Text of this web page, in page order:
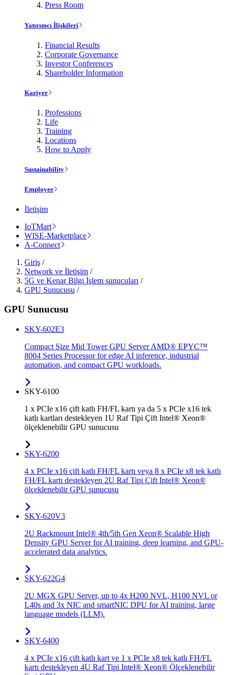
Press Room
Yatırımcı İlişkileri
Financial Results
Corporate Governance
Investor Conferences
Shareholder Information
Kariyer
Professions
Life
Training
Locations
How to Apply
Sustainability
Employee
İletişim
IoTMart
WISE-Marketplace
A-Connect
Giriş /
Network ve İletişim /
5G ve Kenar Bilgi İşlem sunucuları /
GPU Sunucusu /
GPU Sunucusu
SKY-602E3
Compact Size Mid Tower GPU Server AMD® EPYC™
8004 Series Processor for edge AI inference, industrial
automation, and compact GPU workloads.
SKY-6100
1 x PCIe x16 çift katlı FH/FL kartı ya da 5 x PCIe x16 tek
katlı kartları destekleyen 1U Raf Tipi Çift Intel® Xeon®
ölçeklenebilir GPU sunucusu
SKY-6200
4 x PCIe x16 çift katlı FH/FL kartı veya 8 x PCIe x8 tek katlı
FH/FL kartı destekleyen 2U Raf Tipi Çift Intel® Xeon®
ölçeklenebilir GPU sunucusu
SKY-620V3
2U Rackmount Intel® 4th/5th Gen Xeon® Scalable High
Density GPU Server for AI training, deep learning, and GPU-
accelerated data analytics.
SKY-622G4
2U MGX GPU Server, up to 4x H200 NVL, H100 NVL or
L40s and 3x NIC and smartNIC DPU for AI training, large
language models (LLM).
SKY-6400
4 x PCIe x16 çift katlı kart ve 1 x PCIe x8 tek katlı FH/FL
kartı destekleyen 4U Raf Tipi Intel® Xeon® Ölçeklenebilir